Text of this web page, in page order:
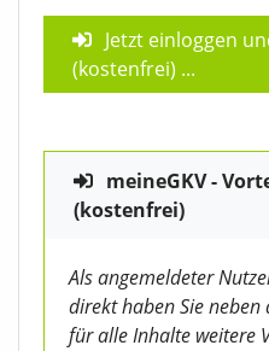
Jetzt einloggen
(kostenfrei) ...
meineGKV -
(kostenfrei)
Als angemeldeter
direkt haben Sie
für alle Inhalte weitere